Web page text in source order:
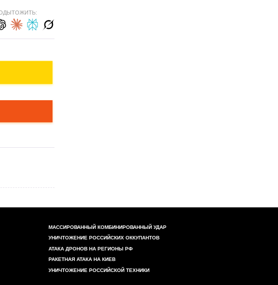
МАССИРОВАННЫЙ КОМБИНИРОВАННЫЙ УДАР
УНИЧТОЖЕНИЕ РОССИЙСКИХ ОККУПАНТОВ
АТАКА ДРОНОВ НА РЕГИОНЫ РФ
РАКЕТНАЯ АТАКА НА КИЕВ
УНИЧТОЖЕНИЕ РОССИЙСКОЙ ТЕХНИКИ